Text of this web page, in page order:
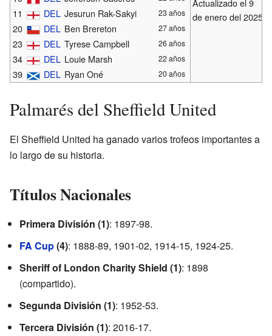
11 DEL Jesurun Rak-Sakyi 23 años
20 DEL Ben Brereton 27 años
23 DEL Tyrese Campbell 26 años
34 DEL Louie Marsh 22 años
39 DEL Ryan Oné 20 años
Actualizado el 9
de enero del 2025
Palmarés del Sheffield United
El Sheffield United ha ganado varios trofeos importantes a
lo largo de su historia.
Títulos Nacionales
Primera División (1): 1897-98.
FA Cup(4): 1888-89, 1901-02, 1914-15, 1924-25.
Sheriff of London Charity Shield (1): 1898
(compartido).
Segunda División (1): 1952-53.
Tercera División (1): 2016-17.